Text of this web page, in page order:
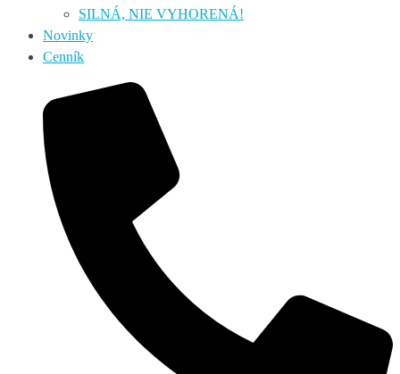
SILNÁ, NIE VYHORENÁ!
Novinky
Cenník